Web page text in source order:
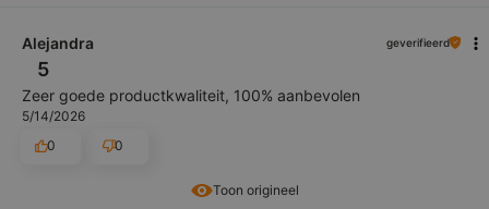
Toon origineel
Alejandra geverifieerd
5
Zeer goede productkwaliteit, 100% aanbevolen
5/14/2026
0
0